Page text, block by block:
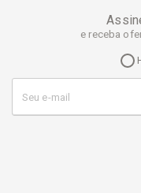
e receba